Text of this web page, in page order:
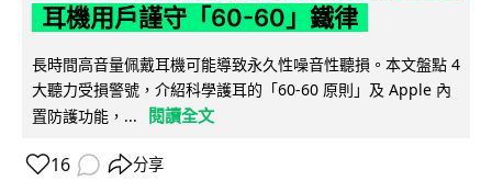
耳機用戶謹守「60-60」鐵律
長時間高音量佩戴耳機可能導致永久性噪音性聽損。本文盤點 4
大聽力受損警號，介紹科學護耳的「60-60 原則」及 Apple 內
置防護功能，...
閱讀全文
16 分享